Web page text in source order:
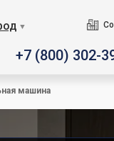
▼
+7 (800) 302-
машина